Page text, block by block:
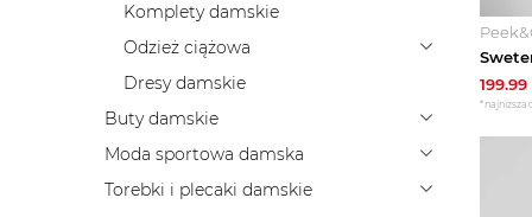
Komplety damskie
Odzież ciążowa
Dresy damskie
Buty damskie
Moda sportowa damska
Torebki i plecaki damskie
199.99
*najniższa